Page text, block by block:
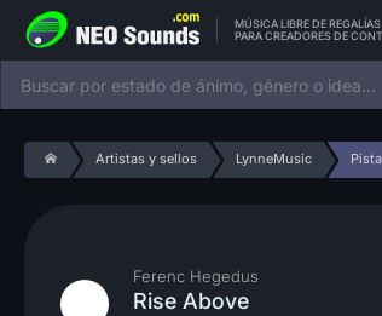
MÚSICA LIBRE DE REGALÍAS
PARA CREADORES DE
Artistas y sellos LynneMusic Pista
Ferenc Hegedus
Rise Above